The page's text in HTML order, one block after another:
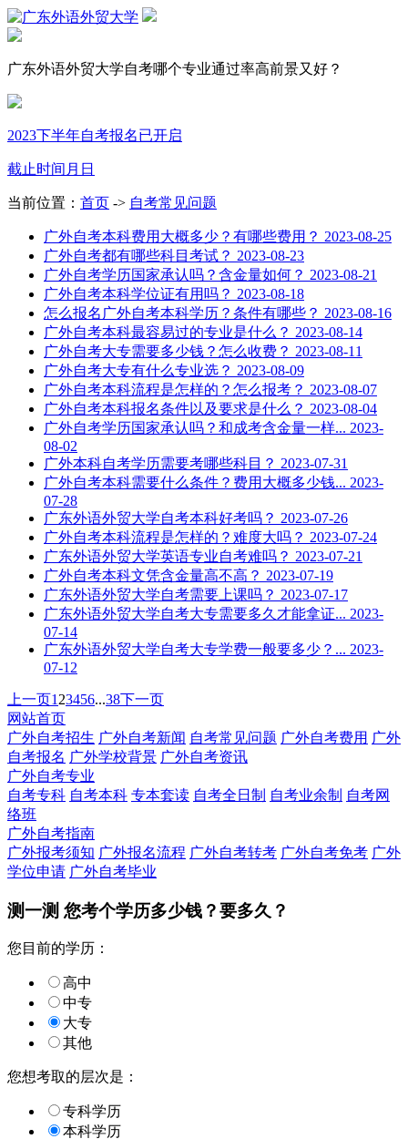
广东外语外贸大学自考哪个专业通过率高前景又好？
2023下半年自考报名已开启
截止时间 月 日
当前位置： 首页 -> 自考常见问题
广外自考本科费用大概多少？有哪些费用？ 2023-08-25
广外自考都有哪些科目考试？ 2023-08-23
广外自考学历国家承认吗？含金量如何？ 2023-08-21
广外自考本科学位证有用吗？ 2023-08-18
怎么报名广外自考本科学历？条件有哪些？ 2023-08-16
广外自考本科最容易过的专业是什么？ 2023-08-14
广外自考大专需要多少钱？怎么收费？ 2023-08-11
广外自考大专有什么专业选？ 2023-08-09
广外自考本科流程是怎样的？怎么报考？ 2023-08-07
广外自考本科报名条件以及要求是什么？ 2023-08-04
广外自考学历国家承认吗？和成考含金量一样... 2023-
08-02
广外本科自考学历需要考哪些科目？ 2023-07-31
广外自考本科需要什么条件？费用大概多少钱... 2023-
07-28
广东外语外贸大学自考本科好考吗？ 2023-07-26
广外自考本科流程是怎样的？难度大吗？ 2023-07-24
广东外语外贸大学英语专业自考难吗？ 2023-07-21
广外自考本科文凭含金量高不高？ 2023-07-19
广东外语外贸大学自考需要上课吗？ 2023-07-17
广东外语外贸大学自考大专需要多久才能拿证... 2023-
07-14
广东外语外贸大学自考大专学费一般要多少？... 2023-
07-12
上一页1 23456...38下一页
网站首页
广外自考招生 广外自考新闻 自考常见问题 广外自考费用 广外
自考报名 广外学校背景 广外自考资讯
广外自考专业
自考专科 自考本科 专本套读 自考全日制 自考业余制 自考网
络班
广外自考指南
广外报考须知 广外报名流程 广外自考转考 广外自考免考 广外
学位申请 广外自考毕业
测一测 您考个学历多少钱？要多久？
您目前的学历：
高中
中专
大专
其他
您想考取的层次是：
专科学历
本科学历